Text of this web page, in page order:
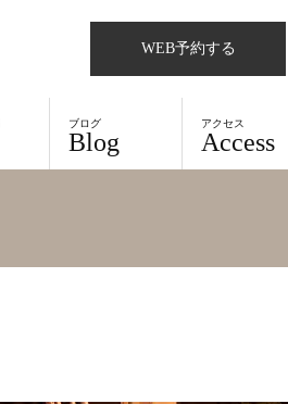
WEB予約する
ブログ
Blog
アクセス
Access